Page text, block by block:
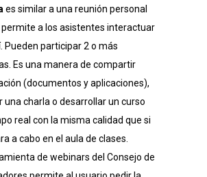
es similar a una reunión personal
a los asistentes interactuar
Pueden participar 2 o más
Es una manera de compartir
(documentos y aplicaciones),
una charla o desarrollar un curso
real con la misma calidad que si
a cabo en el aula de clases.
de webinars del Consejo de